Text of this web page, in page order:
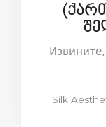
Silk